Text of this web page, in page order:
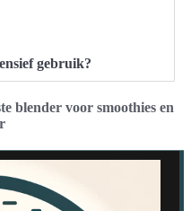
gebruik?
blender voor smoothies en